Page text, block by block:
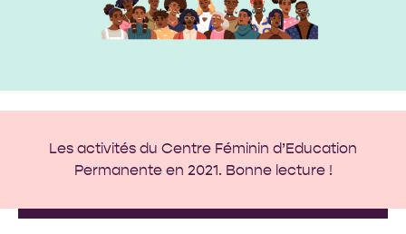
Les activités du Centre Féminin d’Education
Permanente en 2021. Bonne lecture !